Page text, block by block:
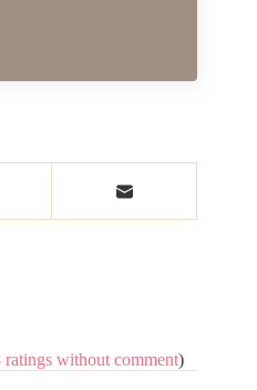
ratings without comment)